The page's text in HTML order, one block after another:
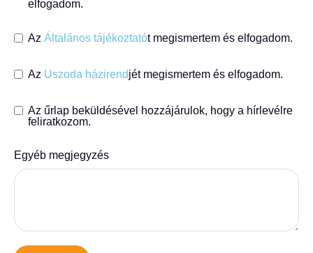
elfogadom.
Az Általános tájékoztatót megismertem és elfogadom.
Az Uszoda házirendjét megismertem és elfogadom.
Az űrlap beküldésével hozzájárulok, hogy a hírlevélre
feliratkozom.
Egyéb megjegyzés